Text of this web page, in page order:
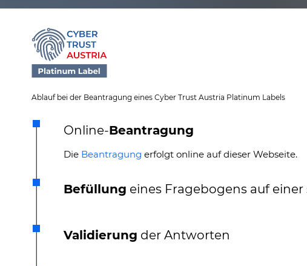
Ablauf bei der Beantragung eines Cyber Trust Austria Platinum Labels
Online-Beantragung
Die Beantragung erfolgt online auf dieser Webseite.
Befüllung eines Fragebogens auf
Validierung der Antworten